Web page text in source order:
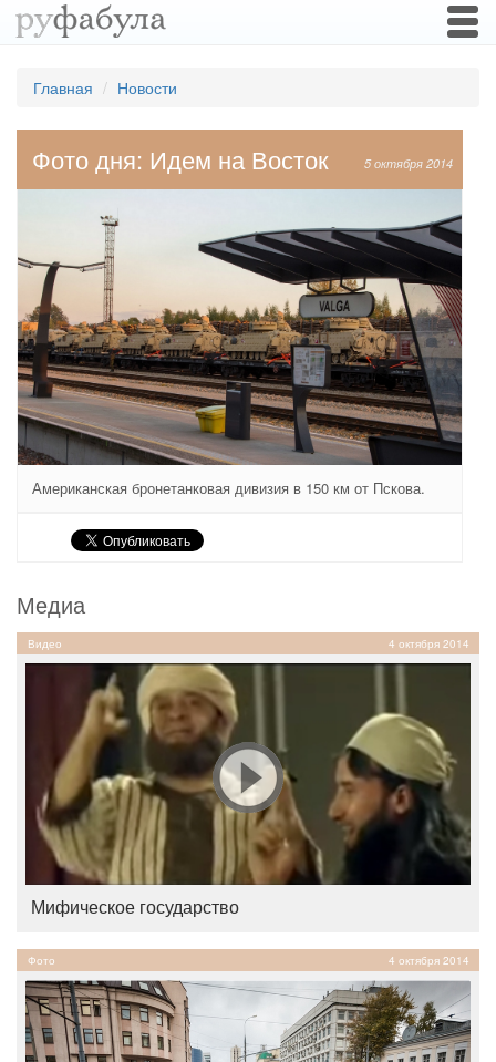
Главная Новости
5 октября 2014
Фото дня: Идем на Восток
Американская бронетанковая дивизия в 150 км от Пскова.
Медиа
Видео 4 октября 2014
Мифическое государство
Фото 4 октября 2014